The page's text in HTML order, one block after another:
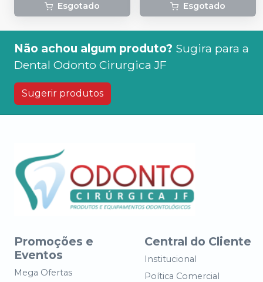
Esgotado Esgotado
Não achou algum produto? Sugira para a
Dental Odonto Cirurgica JF
Sugerir produtos
Promoções e
Eventos
Mega Ofertas
Central do Cliente
Institucional
Poítica Comercial